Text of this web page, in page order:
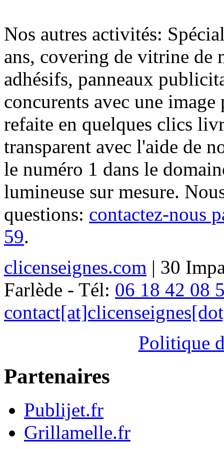
Nos autres activités:
ans, covering de vitrine de
adhésifs, panneaux
concurents avec une
refaite en quelques clics
transparent avec l'aide de
le numéro 1 dans le
lumineuse sur mesure.
questions: contactez-nous
59.
clicenseignes.com | 30
Farlède - Tél: 06 18 42 08
Politique
Partenaires
Publijet.fr
Grillamelle.fr